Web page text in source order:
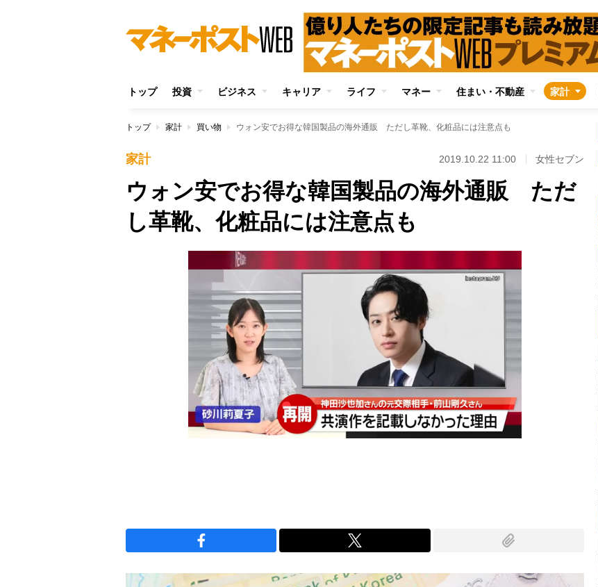
トップ 投資 ビジネス キャリア ライフ マネー 住まい・不動産 家計
トップ 家計 買い物 ウォン安でお得な韓国製品の海外通販 ただし革靴、化粧品には注意点も
家計 2019.10.22 11:00 女性セブン
ウォン安でお得な韓国製品の海外通販 ただ
し革靴、化粧品には注意点も